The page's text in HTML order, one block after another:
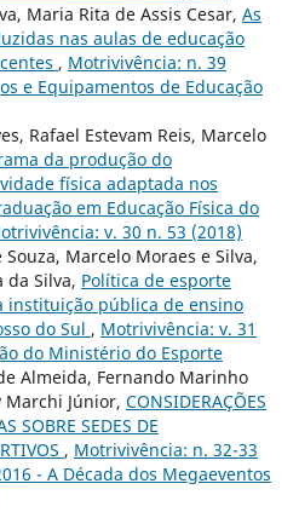
Maria Rita de Assis Cesar, As
nas aulas de educação
, Motrivivência: n. 39
e Equipamentos de Educação
Rafael Estevam Reis, Marcelo
da produção do
física adaptada nos
em Educação Física do
v. 30 n. 53 (2018)
Marcelo Moraes e Silva,
da Silva, Política de esporte
instituição pública de ensino
do Sul , Motrivivência: v. 31
do Ministério do Esporte
Almeida, Fernando Marinho
Júnior, CONSIDERAÇÕES
SOBRE SEDES DE
, Motrivivência: n. 32-33
- A Década dos Megaeventos